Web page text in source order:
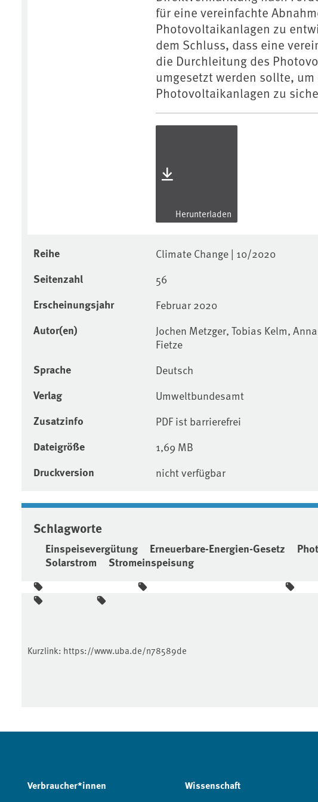
für eine vereinfachte
Photovoltaikanlagen zu
dem Schluss, dass eine
die Durchleitung des
umgesetzt werden sollte,
Photovoltaikanlagen zu
Herunterladen
Reihe Climate Change | 10/2020
Seitenzahl 56
Erscheinungsjahr Februar 2020
Autor(en)
Jochen Metzger, Tobias Kelm,
Fietze
Sprache Deutsch
Verlag Umweltbundesamt
Zusatzinfo PDF ist barrierefrei
Dateigröße 1,69 MB
Druckversion nicht verfügbar
Schlagworte
Einspeisevergütung Erneuerbare-Energien-Gesetz
Solarstrom
Stromeinspeisung
Kurzlink: https://www.uba.de/n78589de
Verbraucher*innen Wissenschaft